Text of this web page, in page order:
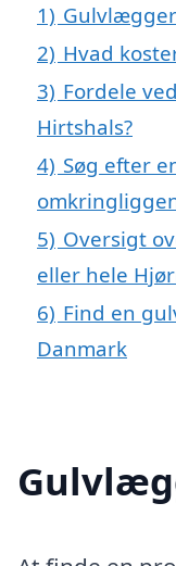
1)
2) Hvad
3) Fordele
Hirtshals?
4) Søg efter
5) Oversigt
eller hele
6) Find en
Danmark